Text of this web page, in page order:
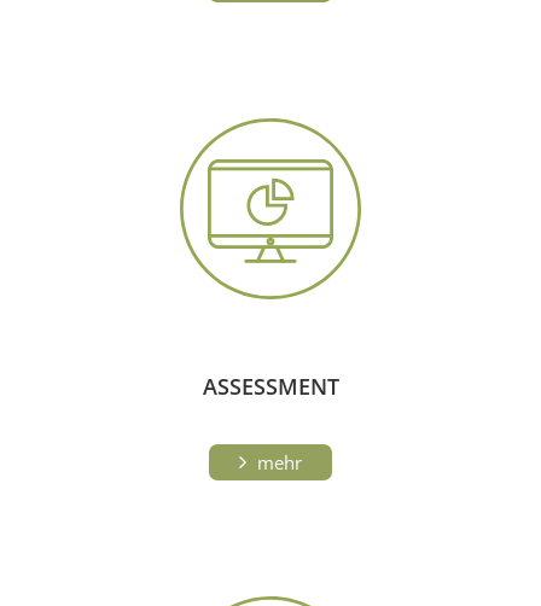
ASSESSMENT
mehr